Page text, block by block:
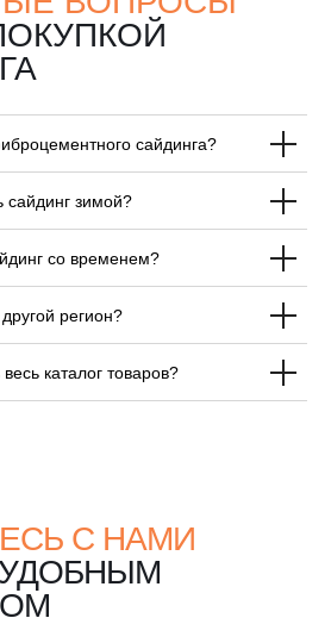
НА
ВОПРОСЫ
сайдинга?
зимой?
со временем?
регион?
каталог товаров?
С НАМИ